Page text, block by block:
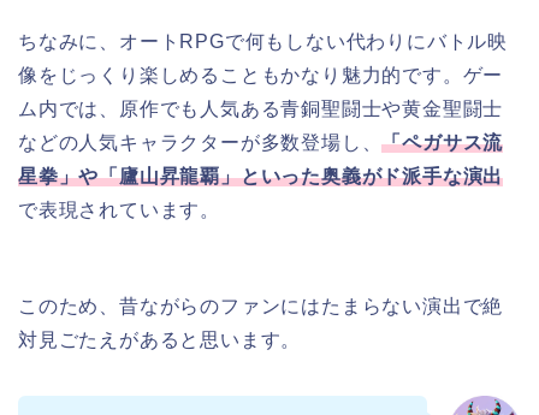
ちなみに、オートRPGで何もしない代わりにバトル映
像をじっくり楽しめることもかなり魅力的です。ゲー
ム内では、原作でも人気ある青銅聖闘士や黄金聖闘士
などの人気キャラクターが多数登場し、「ペガサス流
星拳」や「廬山昇龍覇」といった奥義がド派手な演出
で表現されています。
このため、昔ながらのファンにはたまらない演出で絶
対見ごたえがあると思います。